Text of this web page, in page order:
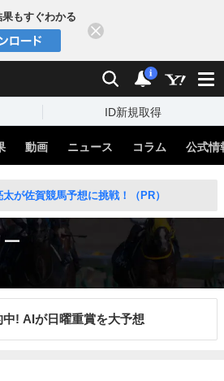
もすぐわかる
検索 通知
i
ID新規取得
動画 ニュース コラム 公式情
が佐賀競馬予想に挑戦！（PR）
中! AIが日曜重賞を大予想